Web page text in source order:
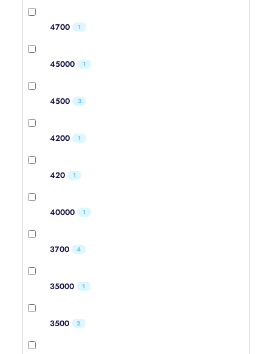
4700 1
45000 1
4500 3
4200 1
420 1
40000 1
3700 4
35000 1
3500 2